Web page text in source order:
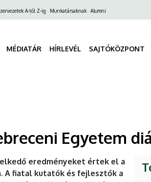
A-tól Z-ig Munkatársaknak Alumni
MÉDIATÁR HÍRLEVÉL SAJTÓKÖZPONT
Egyetem
eredményeket értek el a
A fiatal kutatók és fejlesztők a